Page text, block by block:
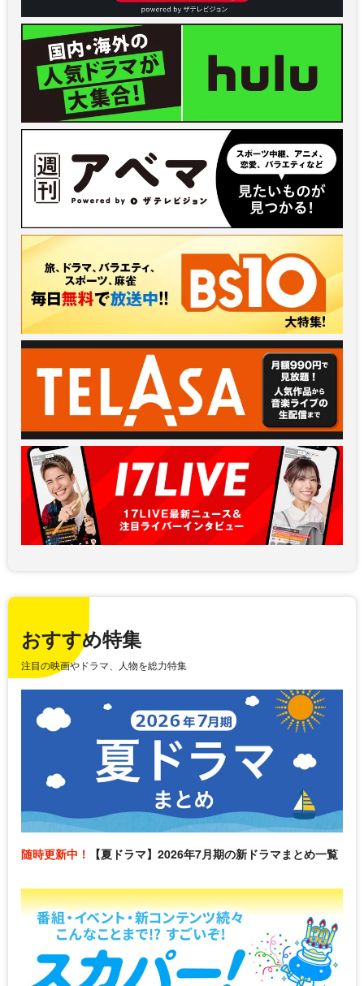
おすすめ特集
注目の映画やドラマ、人物を総力特集
随時更新中！ 【夏ドラマ】2026年7月期の新ドラマまとめ一覧